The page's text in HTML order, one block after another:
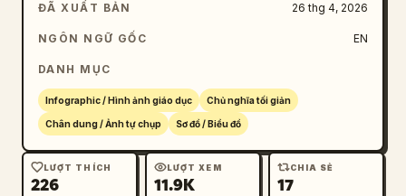
ĐÃ XUẤT BẢN 26 thg 4, 2026
NGÔN NGỮ GỐC EN
DANH MỤC
Infographic / Hình ảnh giáo dục Chủ nghĩa tối giản
Chân dung / Ảnh tự chụp Sơ đồ / Biểu đồ
LƯỢT THÍCH
226
LƯỢT XEM
11.9K
CHIA SẺ
17